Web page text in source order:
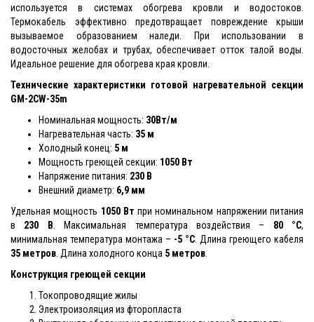
используется в системах обогрева кровли и водостоков.
Термокабель эффективно предотвращает повреждение крыши
вызываемое образованием наледи. При использовании в
водосточных желобах и трубах, обеспечивает отток талой воды.
Идеальное решение для обогрева края кровли.
Технические характеристики готовой нагревательной секции
GM-2CW-35m
Номинальная мощность: 30Вт/м
Нагревательная часть: 35 м
Холодный конец: 5 м
Мощность греющей секции: 1050 Вт
Напряжение питания: 230 В
Внешний диаметр: 6,9 мм
Удельная мощность 1050 Вт при номинальном напряжении питания
в 230 В . Максимальная температура воздействия – 80 °С,
минимальная температура монтажа – -5 °С . Длина греющего кабеля
35 метров . Длина холодного конца 5 метров
Конструкция греющей секции
Токопроводящие жилы
Электроизоляция из фторопласта